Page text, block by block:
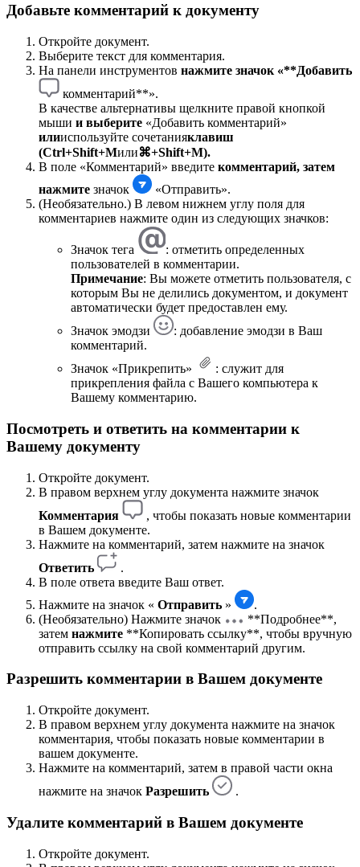
Добавьте комментарий к документу
Откройте документ.
Выберите текст для комментария.
На панели инструментов нажмите значок «**Добавить
комментарий**».
В качестве альтернативы щелкните правой кнопкой
мыши и выберите «Добавить комментарий»
илииспользуйте сочетанияклавиш
(Ctrl+Shift+Mили⌘+Shift+M).
В поле «Комментарий» введите комментарий, затем
нажмите значок
«Отправить».
(Необязательно.) В левом нижнем углу поля для
комментариев нажмите один из следующих значков:
Значок тега
: отметить определенных
пользователей в комментарии.
Примечание: Вы можете отметить пользователя, с
которым Вы не делились документом, и документ
автоматически будет предоставлен ему.
Значок эмодзи
: добавление эмодзи в Ваш
комментарий.
Значок «Прикрепить»
: служит для
прикрепления файла с Вашего компьютера к
Вашему комментарию.
Посмотреть и ответить на комментарии к
Вашему документу
Откройте документ.
В правом верхнем углу документа нажмите значок
Комментария
, чтобы показать новые комментарии
в Вашем документе.
Нажмите на комментарий, затем нажмите на значок
Ответить
.
В поле ответа введите Ваш ответ.
Нажмите на значок « Отправить »
.
(Необязательно) Нажмите значок
**Подробнее**,
затем нажмите **Копировать ссылку**, чтобы вручную
отправить ссылку на свой комментарий другим.
Разрешить комментарии в Вашем документе
Откройте документ.
В правом верхнем углу документа нажмите на значок
комментария, чтобы показать новые комментарии в
вашем документе.
Нажмите на комментарий, затем в правой части окна
нажмите на значок Разрешить .
Удалите комментарий в Вашем документе
Откройте документ.